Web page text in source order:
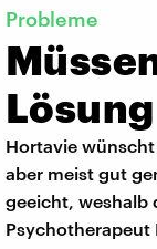
Probleme
Hortavie
aber meist gut
geeicht, weshalb
Psychotherapeut